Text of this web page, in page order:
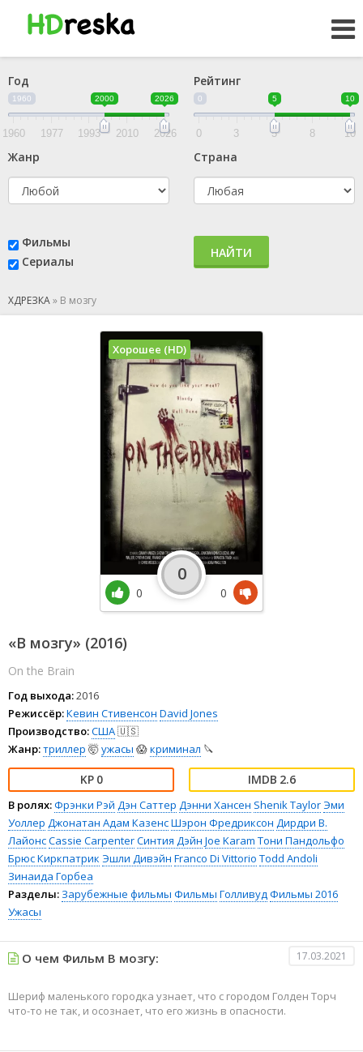
Год
1960 2000 2026
1960 1977 1993 2010 2026
Рейтинг
0 5 10
0 3 5 8 10
Жанр Страна
Фильмы
Сериалы
НАЙТИ
ХДРЕЗКА» В мозгу
«В мозгу» (2016)
On the Brain
Год выхода:2016
Режиссёр:Кевин Стивенсон David Jones
Производство:США🇺🇸
Жанр:триллер 🤯ужасы 😱криминал 🔪
0 2.6
В ролях:Фрэнки Рэй Дэн Саттер Дэнни Хансен Shenik TaylorЭми
Уоллер Джонатан Адам КазенсШэрон Фредриксон Дирдри В.
ЛайонсCassie CarpenterСинтия Дэйн Joe Karam Тони Пандольфо
Брюс Киркпатрик Эшли Дивэйн Franco Di Vittorio Todd Andoli
Зинаида Горбеа
Разделы: Зарубежные фильмы Фильмы ГолливудФильмы 2016
Ужасы
Хорошее (HD)
0
0
0
О чем Фильм В мозгу: 17.03.2021
Шериф маленького городка узнает, что с городом Голден Торч
что-то не так, и осознает, что его жизнь в опасности.